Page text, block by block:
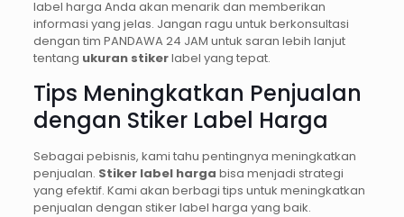
label harga Anda akan menarik dan memberikan
informasi yang jelas. Jangan ragu untuk berkonsultasi
dengan tim PANDAWA 24 JAM untuk saran lebih lanjut
tentang ukuran stikerlabel yang tepat.
Tips Meningkatkan Penjualan
dengan Stiker Label Harga
Sebagai pebisnis, kami tahu pentingnya meningkatkan
penjualan. Stiker label harga bisa menjadi strategi
yang efektif. Kami akan berbagi tips untuk meningkatkan
penjualan dengan stiker label harga yang baik.